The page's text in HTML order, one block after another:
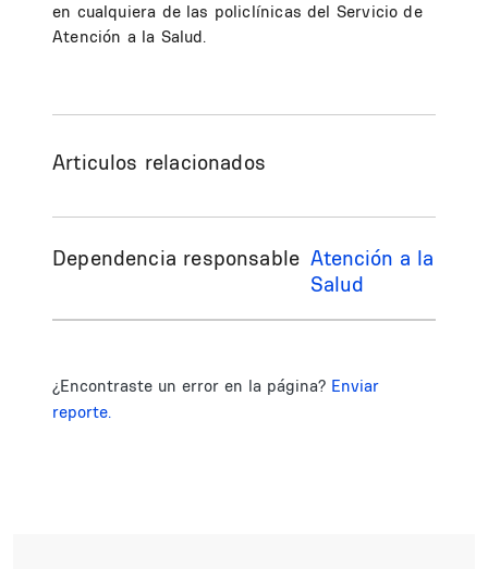
en cualquiera de las policlínicas del Servicio de
Atención a la Salud.
Articulos relacionados
Dependencia responsable Atención a la
Salud
¿Encontraste un error en la página? Enviar
reporte.